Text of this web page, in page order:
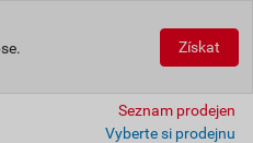
Získat
Seznam prodejen
Vyberte si prodejnu